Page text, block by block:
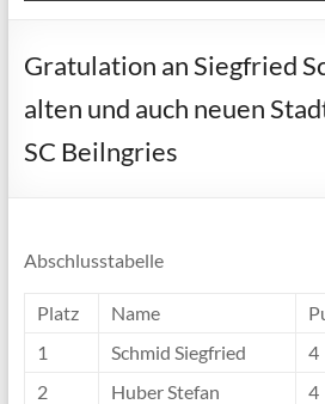
Gratulation an Siegfried
alten und auch neuen
SC Beilngries
Abschlusstabelle
Platz Name
1
Schmid Siegfried 4
2
Huber Stefan 4